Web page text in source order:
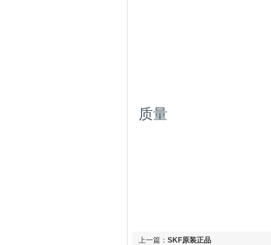
质量
上一篇： SKF原装正品